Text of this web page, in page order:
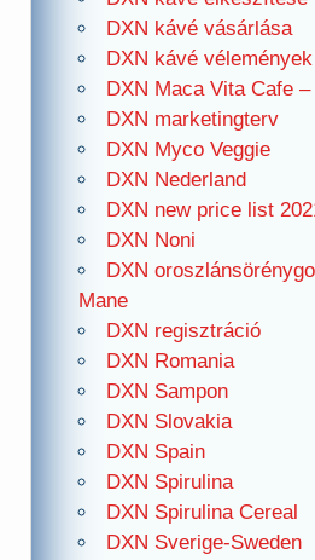
DXN kávé vásárlása
DXN kávé vélemények
DXN Maca Vita Cafe –
DXN marketingterv
DXN Myco Veggie
DXN Nederland
DXN new price list
DXN Noni
DXN
Mane
DXN regisztráció
DXN Romania
DXN Sampon
DXN Slovakia
DXN Spain
DXN Spirulina
DXN Spirulina Cereal
DXN Sverige-Sweden